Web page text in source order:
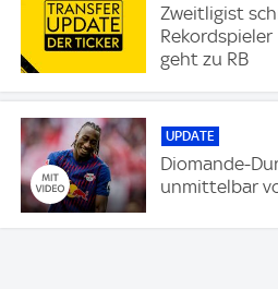
Zweitligist
Rekordspieler
geht zu RB
UPDATE
Diomande-
unmittelbar